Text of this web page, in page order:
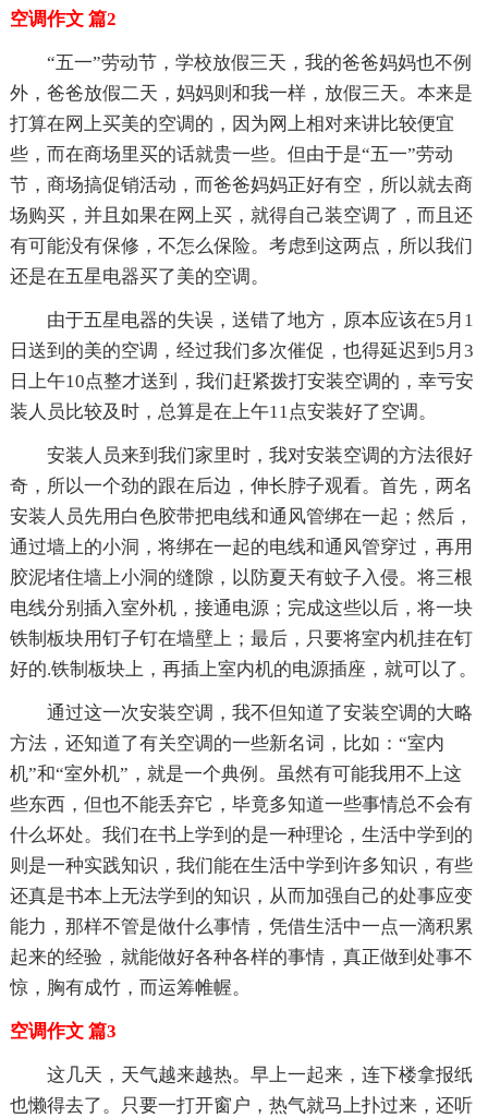
空调作文 篇2
“五一”劳动节，学校放假三天，我的爸爸妈妈也不例
外，爸爸放假二天，妈妈则和我一样，放假三天。本来是
打算在网上买美的空调的，因为网上相对来讲比较便宜
些，而在商场里买的话就贵一些。但由于是“五一”劳动
节，商场搞促销活动，而爸爸妈妈正好有空，所以就去商
场购买，并且如果在网上买，就得自己装空调了，而且还
有可能没有保修，不怎么保险。考虑到这两点，所以我们
还是在五星电器买了美的空调。
由于五星电器的失误，送错了地方，原本应该在5月1
日送到的美的空调，经过我们多次催促，也得延迟到5月3
日上午10点整才送到，我们赶紧拨打安装空调的，幸亏安
装人员比较及时，总算是在上午11点安装好了空调。
安装人员来到我们家里时，我对安装空调的方法很好
奇，所以一个劲的跟在后边，伸长脖子观看。首先，两名
安装人员先用白色胶带把电线和通风管绑在一起；然后，
通过墙上的小洞，将绑在一起的电线和通风管穿过，再用
胶泥堵住墙上小洞的缝隙，以防夏天有蚊子入侵。将三根
电线分别插入室外机，接通电源；完成这些以后，将一块
铁制板块用钉子钉在墙壁上；最后，只要将室内机挂在钉
好的.铁制板块上，再插上室内机的电源插座，就可以了。
通过这一次安装空调，我不但知道了安装空调的大略
方法，还知道了有关空调的一些新名词，比如：“室内
机”和“室外机”，就是一个典例。虽然有可能我用不上这
些东西，但也不能丢弃它，毕竟多知道一些事情总不会有
什么坏处。我们在书上学到的是一种理论，生活中学到的
则是一种实践知识，我们能在生活中学到许多知识，有些
还真是书本上无法学到的知识，从而加强自己的处事应变
能力，那样不管是做什么事情，凭借生活中一点一滴积累
起来的经验，就能做好各种各样的事情，真正做到处事不
惊，胸有成竹，而运筹帷幄。
空调作文 篇3
这几天，天气越来越热。早上一起来，连下楼拿报纸
也懒得去了。只要一打开窗户，热气就马上扑过来，还听